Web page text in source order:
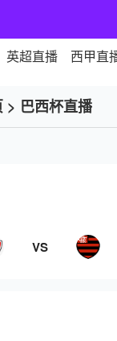
英超直播 西甲直
> 巴西杯直播
VS